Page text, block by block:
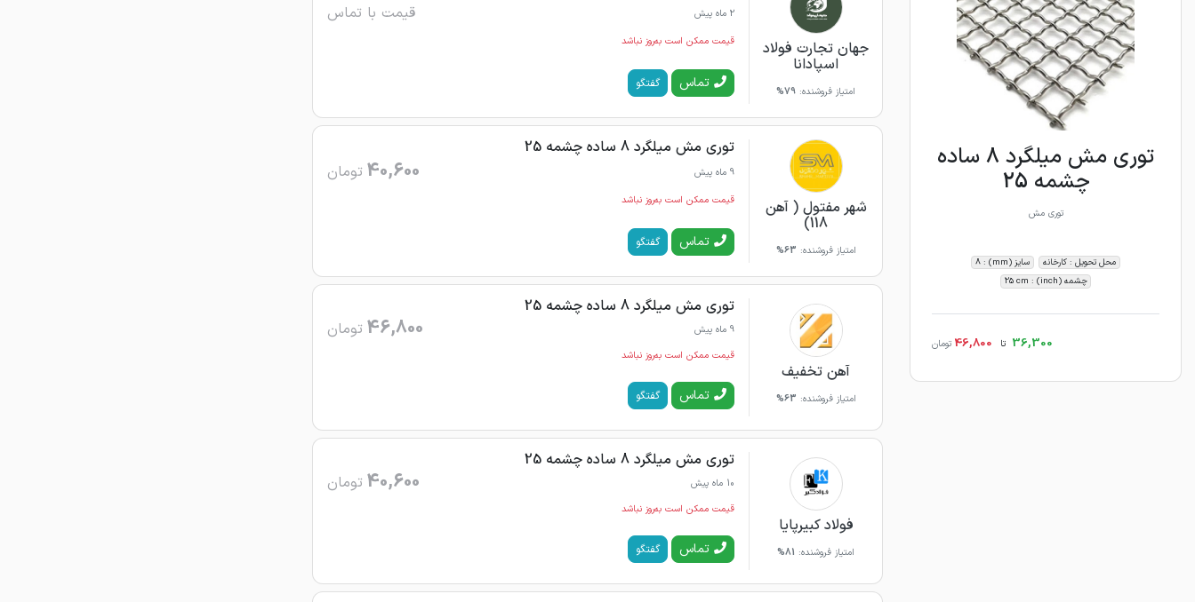
توری مش میلگرد 8 ساده
چشمه 25
توری مش
محل تحویل : کارخانه
سایز (mm) : 8
چشمه (inch) : 25 cm
36,300 تا 46,800 تومان
جهان تجارت فولاد
اسپادانا
امتیاز فروشنده: 79%
2 ماه پیش قیمت با تماس
قیمت ممکن است به‌روز نباشد
تماس گفتگو
شهر مفتول ( آهن
118)
امتیاز فروشنده: 63%
توری مش میلگرد 8 ساده چشمه 25
9 ماه پیش 40,600 تومان
قیمت ممکن است به‌روز نباشد
تماس گفتگو
آهن تخفیف
امتیاز فروشنده: 63%
توری مش میلگرد 8 ساده چشمه 25
9 ماه پیش 46,800 تومان
قیمت ممکن است به‌روز نباشد
تماس گفتگو
فولاد کبیرپایا
امتیاز فروشنده: 81%
توری مش میلگرد 8 ساده چشمه 25
10 ماه پیش 40,600 تومان
قیمت ممکن است به‌روز نباشد
تماس گفتگو